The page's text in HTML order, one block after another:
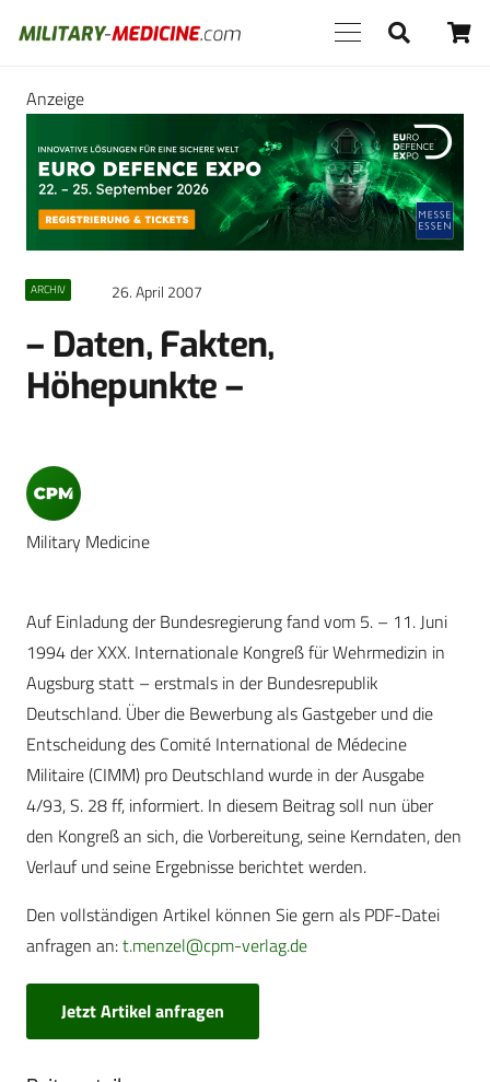
Anzeige
ARCHIV 26. April 2007
– Daten, Fakten,
Höhepunkte –
Military Medicine
Auf Einladung der Bundesregierung fand vom 5. – 11. Juni
1994 der XXX. Internationale Kongreß für Wehrmedizin in
Augsburg statt – erstmals in der Bundesrepublik
Deutschland. Über die Bewerbung als Gastgeber und die
Entscheidung des Comité International de Médecine
Militaire (CIMM) pro Deutschland wurde in der Ausgabe
4/93, S. 28 ff, informiert. In diesem Beitrag soll nun über
den Kongreß an sich, die Vorbereitung, seine Kerndaten, den
Verlauf und seine Ergebnisse berichtet werden.
Den vollständigen Artikel können Sie gern als PDF-Datei
anfragen an:t.menzel@cpm-verlag.de
Jetzt Artikel anfragen